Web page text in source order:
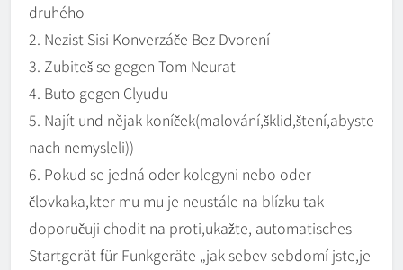
druhého
2. Nezist Sisi Konverzáče Bez Dvorení
3. Zubiteš se gegen Tom Neurat
4. Buto gegen Clyudu
5. Najít und nějak koníček(malování,šklid,štení,abyste
nach nemysleli))
6. Pokud se jedná oder kolegyni nebo oder
človkaka,kter mu mu je neustále na blízku tak
doporučuji chodit na proti,ukažte, automatisches
Startgerät für Funkgeräte „jak sebev sebdomí jste,je